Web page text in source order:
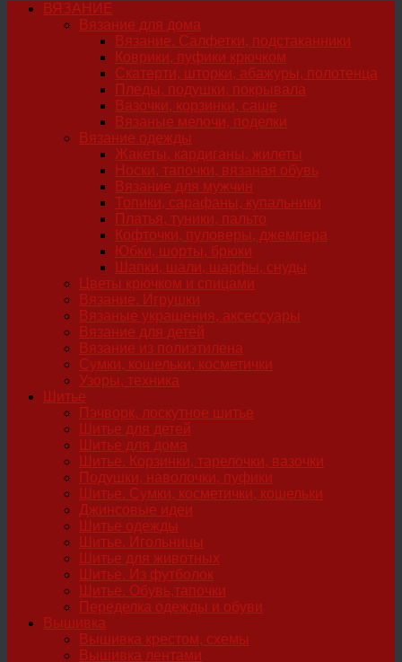
ВЯЗАНИЕ
Вязание для дома
Вязание. Салфетки, подстаканники
Коврики, пуфики крючком
Скатерти, шторки, абажуры, полотенца
Пледы, подушки, покрывала
Вазочки, корзинки, саше
Вязаные мелочи, поделки
Вязание одежды
Жакеты, кардиганы, жилеты
Носки, тапочки, вязаная обувь
Вязание для мужчин
Топики, сарафаны, купальники
Платья, туники, пальто
Кофточки, пуловеры, джемпера
Юбки, шорты, брюки
Шапки, шали, шарфы, снуды
Цветы крючком и спицами
Вязание. Игрушки
Вязаные украшения, аксессуары
Вязание для детей
Вязание из полиэтилена
Сумки, кошельки, косметички
Узоры, техника
Шитье
Пэчворк, лоскутное шитье
Шитье для детей
Шитье для дома
Шитье. Корзинки, тарелочки, вазочки
Подушки, наволочки, пуфики
Шитье. Сумки, косметички, кошельки
Джинсовые идеи
Шитье одежды
Шитье. Игольницы
Шитье для животных
Шитье. Из футболок
Шитье. Обувь,тапочки
Переделка одежды и обуви
Вышивка
Вышивка крестом, схемы
Вышивка лентами